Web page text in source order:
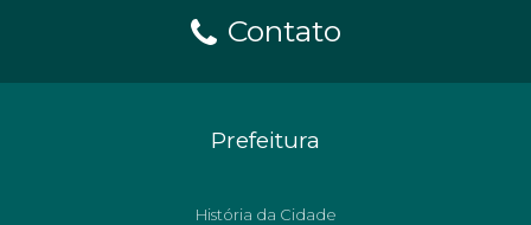
Contato
Prefeitura
História da Cidade